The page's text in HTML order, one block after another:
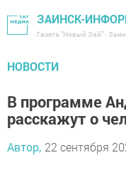
ЗАИНСК-
Газета "Новый Зай" -
НОВОСТИ
В программе
расскажут о
Автор, 22 сентября